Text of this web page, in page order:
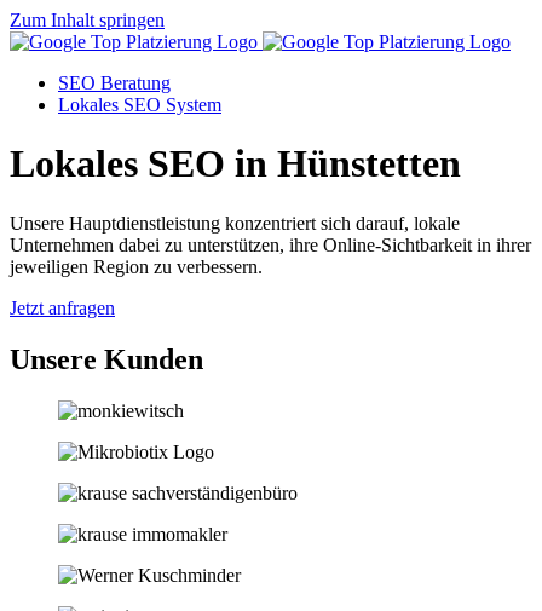
Zum Inhalt springen
SEO Beratung
Lokales SEO System
Lokales SEO in Hünstetten
Unsere Hauptdienstleistung konzentriert sich darauf, lokale
Unternehmen dabei zu unterstützen, ihre Online-Sichtbarkeit in ihrer
jeweiligen Region zu verbessern.
Jetzt anfragen
Unsere Kunden